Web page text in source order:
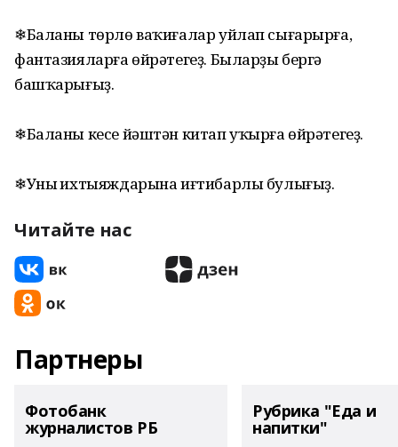
❄Баланы төрлө ваҡиғалар уйлап сығарырға,
фантазияларға өйрәтегеҙ. Быларҙы бергә
башҡарығыҙ.
❄Баланы кесе йәштән китап уҡырға өйрәтегеҙ.
❄Уның ихтыяждарына иғтибарлы булығыҙ.
Читайте нас
Партнеры
Фотобанк
журналистов РБ
Рубрика "Еда и
напитки"